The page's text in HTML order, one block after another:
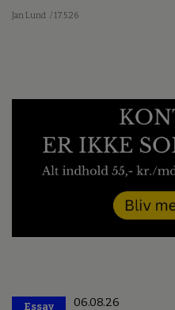
Jan Lund / 17.5.26
Essay 06.08.26